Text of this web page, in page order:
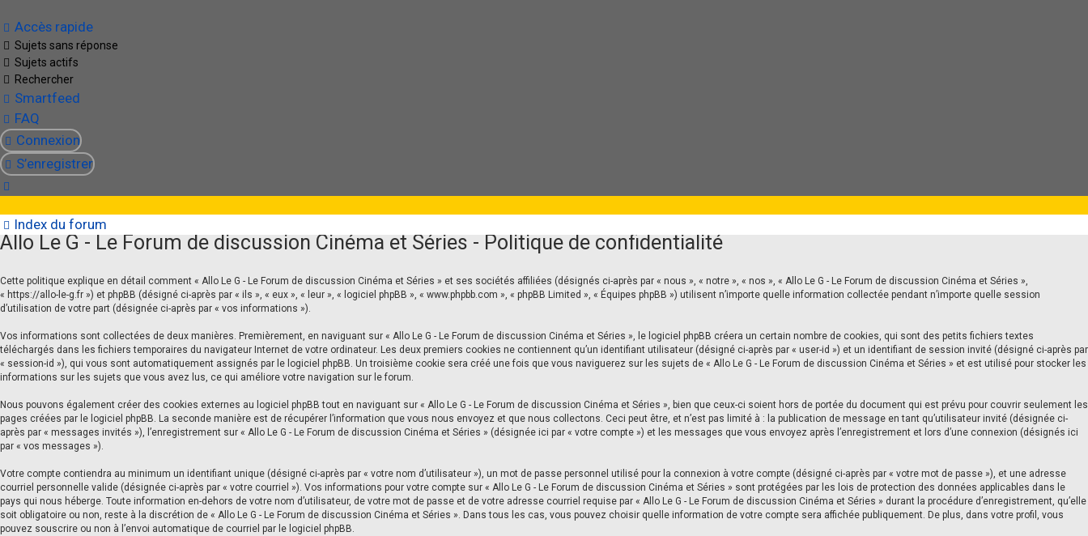
Accès rapide
Sujets sans réponse
Sujets actifs
Rechercher
Smartfeed
FAQ
Connexion
S’enregistrer
Allo Le G - Le Forum de discussion Cinéma et Séries
Les Forum de Allociné ne répondent plus ? Pas de soucis, Allo-Le-G est là pour vous !
Index du forum
Allo Le G - Le Forum de discussion Cinéma et Séries - Politique de confidentialité
Cette politique explique en détail comment « Allo Le G - Le Forum de discussion Cinéma et Séries » et ses sociétés affiliées (désignés ci-après par « nous », « notre », « nos », « Allo Le G - Le Forum de discussion Cinéma et Séries »,
« https://allo-le-g.fr ») et phpBB (désigné ci-après par « ils », « eux », « leur », « logiciel phpBB », « www.phpbb.com », « phpBB Limited », « Équipes phpBB ») utilisent n’importe quelle information collectée pendant n’importe quelle session
d’utilisation de votre part (désignée ci-après par « vos informations »).
Vos informations sont collectées de deux manières. Premièrement, en naviguant sur « Allo Le G - Le Forum de discussion Cinéma et Séries », le logiciel phpBB créera un certain nombre de cookies, qui sont des petits fichiers textes
téléchargés dans les fichiers temporaires du navigateur Internet de votre ordinateur. Les deux premiers cookies ne contiennent qu’un identifiant utilisateur (désigné ci-après par « user-id ») et un identifiant de session invité (désigné ci-après par
« session-id »), qui vous sont automatiquement assignés par le logiciel phpBB. Un troisième cookie sera créé une fois que vous naviguerez sur les sujets de « Allo Le G - Le Forum de discussion Cinéma et Séries » et est utilisé pour stocker les
informations sur les sujets que vous avez lus, ce qui améliore votre navigation sur le forum.
Nous pouvons également créer des cookies externes au logiciel phpBB tout en naviguant sur « Allo Le G - Le Forum de discussion Cinéma et Séries », bien que ceux-ci soient hors de portée du document qui est prévu pour couvrir seulement les
pages créées par le logiciel phpBB. La seconde manière est de récupérer l’information que vous nous envoyez et que nous collectons. Ceci peut être, et n’est pas limité à : la publication de message en tant qu’utilisateur invité (désignée ci-
après par « messages invités »), l’enregistrement sur « Allo Le G - Le Forum de discussion Cinéma et Séries » (désignée ici par « votre compte ») et les messages que vous envoyez après l’enregistrement et lors d’une connexion (désignés ici
par « vos messages »).
Votre compte contiendra au minimum un identifiant unique (désigné ci-après par « votre nom d’utilisateur »), un mot de passe personnel utilisé pour la connexion à votre compte (désigné ci-après par « votre mot de passe »), et une adresse
courriel personnelle valide (désignée ci-après par « votre courriel »). Vos informations pour votre compte sur « Allo Le G - Le Forum de discussion Cinéma et Séries » sont protégées par les lois de protection des données applicables dans le
pays qui nous héberge. Toute information en-dehors de votre nom d’utilisateur, de votre mot de passe et de votre adresse courriel requise par « Allo Le G - Le Forum de discussion Cinéma et Séries » durant la procédure d’enregistrement, qu’elle
soit obligatoire ou non, reste à la discrétion de « Allo Le G - Le Forum de discussion Cinéma et Séries ». Dans tous les cas, vous pouvez choisir quelle information de votre compte sera affichée publiquement. De plus, dans votre profil, vous
pouvez souscrire ou non à l’envoi automatique de courriel par le logiciel phpBB.